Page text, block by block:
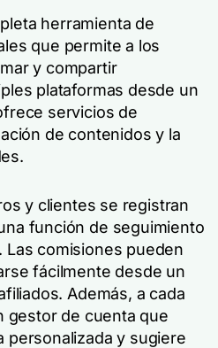
herramienta de
que permite a los
y compartir
plataformas desde un
servicios de
de contenidos y la
y clientes se registran
función de seguimiento
Las comisiones pueden
fácilmente desde un
Además, a cada
gestor de cuenta que
personalizada y sugiere